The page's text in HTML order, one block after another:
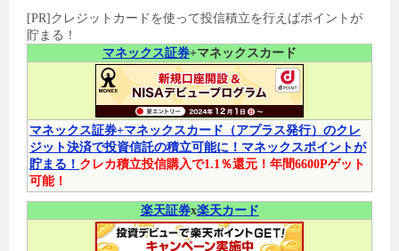
[PR]クレジットカードを使って投信積立を行えばポイントが
貯まる！
マネックス証券+マネックスカード
マネックス証券+マネックスカード（アプラス発行）のクレ
ジット決済で投資信託の積立可能に！マネックスポイントが
貯まる！ クレカ積立投信購入で1.1％還元！年間6600Pゲット
可能！
楽天証券x楽天カード